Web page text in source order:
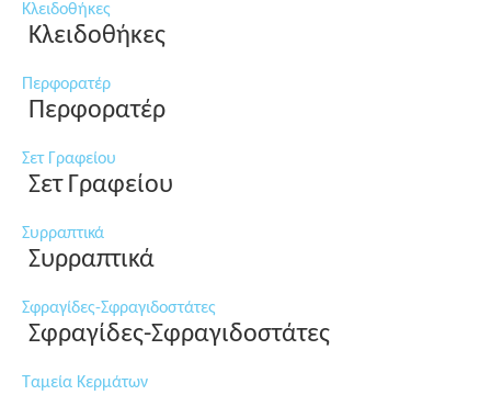
Κλειδοθήκες
Κλειδοθήκες
Περφορατέρ
Περφορατέρ
Σετ Γραφείου
Σετ Γραφείου
Συρραπτικά
Συρραπτικά
Σφραγίδες-Σφραγιδοστάτες
Σφραγίδες-Σφραγιδοστάτες
Ταμεία Κερμάτων